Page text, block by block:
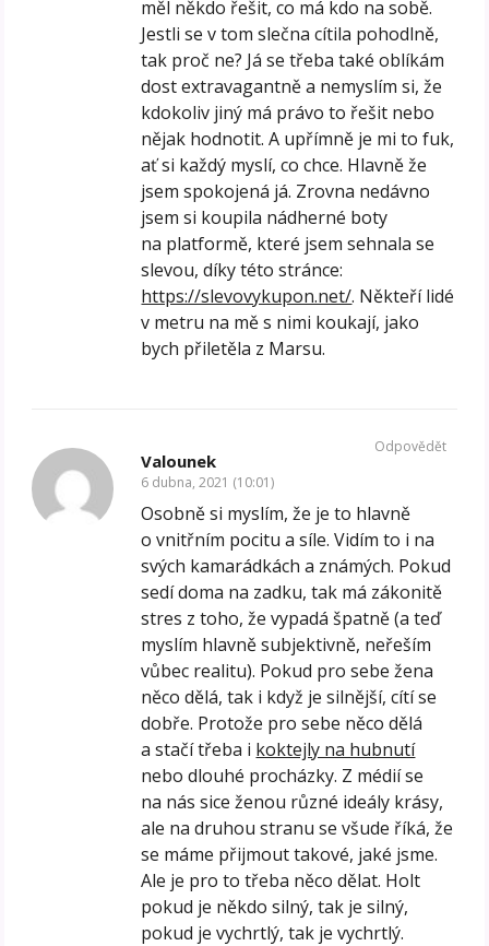
měl někdo řešit, co má kdo na sobě.
Jestli se v tom slečna cítila pohodlně,
tak proč ne? Já se třeba také oblíkám
dost extravagantně a nemyslím si, že
kdokoliv jiný má právo to řešit nebo
nějak hodnotit. A upřímně je mi to fuk,
ať si každý myslí, co chce. Hlavně že
jsem spokojená já. Zrovna nedávno
jsem si koupila nádherné boty
na platformě, které jsem sehnala se
slevou, díky této stránce:
https://slevovykupon.net/. Někteří lidé
v metru na mě s nimi koukají, jako
bych přiletěla z Marsu.
Valounek
6 dubna, 2021 (10:01)
Osobně si myslím, že je to hlavně
o vnitřním pocitu a síle. Vidím to i na
svých kamarádkách a známých. Pokud
sedí doma na zadku, tak má zákonitě
stres z toho, že vypadá špatně (a teď
myslím hlavně subjektivně, neřeším
vůbec realitu). Pokud pro sebe žena
něco dělá, tak i když je silnější, cítí se
dobře. Protože pro sebe něco dělá
a stačí třeba i koktejly na hubnutí
nebo dlouhé procházky. Z médií se
na nás sice ženou různé ideály krásy,
ale na druhou stranu se všude říká, že
se máme přijmout takové, jaké jsme.
Ale je pro to třeba něco dělat. Holt
pokud je někdo silný, tak je silný,
pokud je vychrtlý, tak je vychrtlý.
Odpovědět